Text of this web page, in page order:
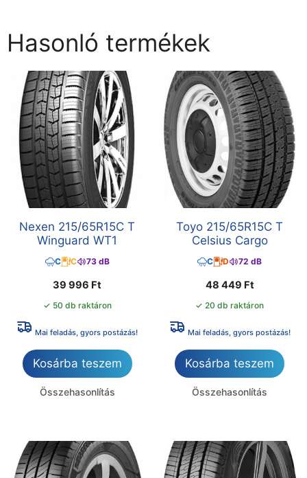
Hasonló termékek
Nexen 215/65R15C T
Winguard WT1
C C 73 dB
39 996 Ft
✓ 50 db raktáron
Mai feladás, gyors postázás!
Kosárba teszem
Összehasonlítás
Toyo 215/65R15C T
Celsius Cargo
C D 72 dB
48 449 Ft
✓ 20 db raktáron
Mai feladás, gyors postázás!
Kosárba teszem
Összehasonlítás